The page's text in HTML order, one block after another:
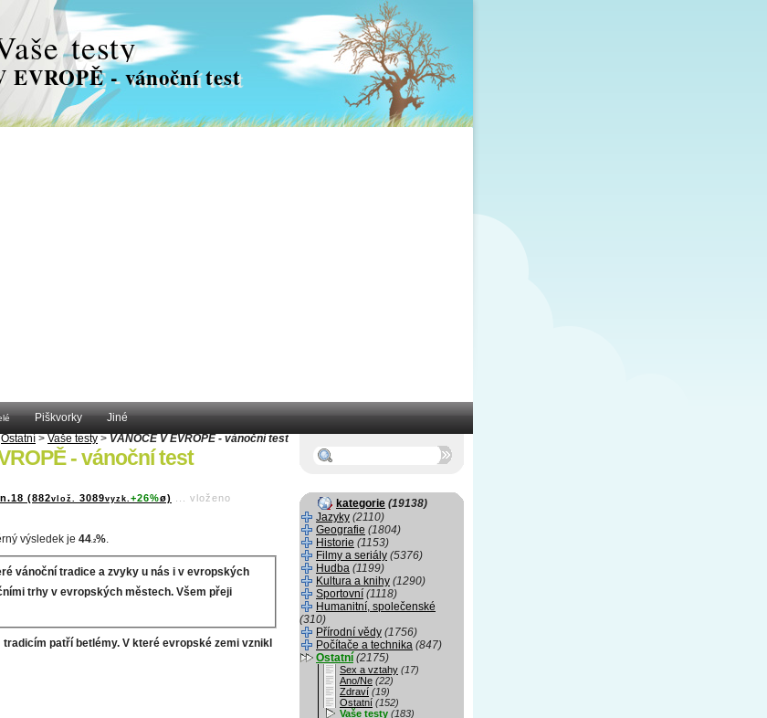
testy
EVROPĚ - vánoční test
Piškvorky
Jiné
Ostatní > Vaše testy > VÁNOCE V EVROPĚ - vánoční test
- vánoční test
(882vlož. 3089vyzk. +26%ø)
vloženo
výsledek je 44 .2%.
vánoční tradice a zvyky u nás i v evropských
trhy v evropských městech. Všem přeji
patří betlémy. V které evropské zemi vznikl
kategorie (19138)
Jazyky (2110)
Geografie (1804)
Historie (1153)
Filmy a seriály (5376)
Hudba (1199)
Kultura a knihy (1290)
Sportovní (1118)
Humanitní, společenské
(310)
Přírodní vědy (1756)
Počítače a technika (847)
Ostatní (2175)
Sex a vztahy (17)
Ano/Ne (22)
Zdraví (19)
Ostatní (152)
Vaše testy (183)